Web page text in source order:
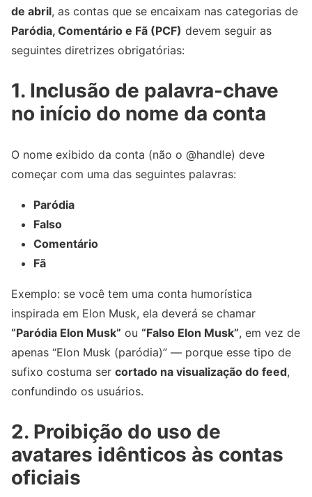
de abril, as contas que se encaixam nas categorias de
Paródia, Comentário e Fã (PCF) devem seguir as
seguintes diretrizes obrigatórias:
1. Inclusão de palavra-chave
no início do nome da conta
O nome exibido da conta (não o @handle) deve
começar com uma das seguintes palavras:
Paródia
Falso
Comentário
Fã
Exemplo: se você tem uma conta humorística
inspirada em Elon Musk, ela deverá se chamar
“Paródia Elon Musk” ou “Falso Elon Musk”, em vez de
apenas “Elon Musk (paródia)” — porque esse tipo de
sufixo costuma ser cortado na visualização do feed,
confundindo os usuários.
2. Proibição do uso de
avatares idênticos às contas
oficiais